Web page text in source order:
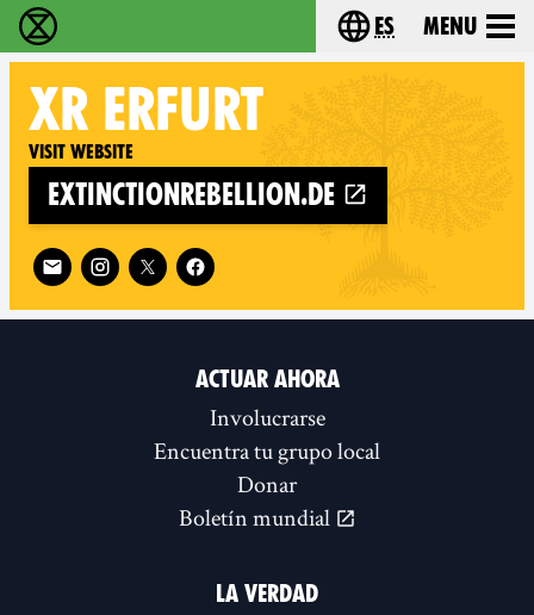
extinction rebellion - Home Choose your
es Menu
XR ERFURT
Visit website
extinctionrebellion.de
Follow XR Erfurt on
ACTUAR AHORA
Involucrarse
Encuentra tu grupo local
Donar
Boletín mundial
LA VERDAD